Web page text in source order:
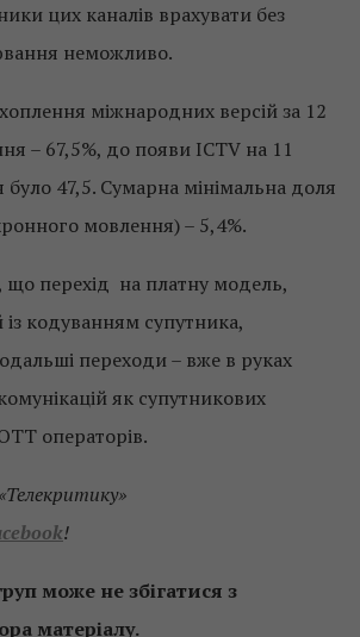
цих каналів врахувати без
неможливо.
міжнародних версій за 12
– 67,5%, до появи ІСТV на 11
47,5. Сумарна мінімальна доля
мовлення) – 5,4%.
перехід на платну модель,
кодуванням супутника,
переходи – вже в руках
як супутникових
операторів.
!
може не збігатися з
матеріалу.